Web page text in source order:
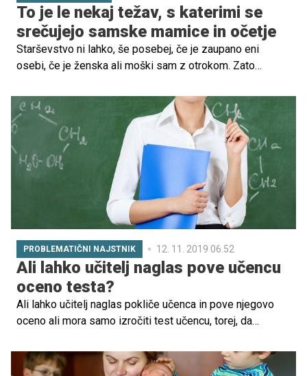
To je le nekaj težav, s katerimi se
srečujejo samske mamice in očetje
Starševstvo ni lahko, še posebej, če je zaupano eni
osebi, če je ženska ali moški sam z otrokom. Zato
srečujejo očetje in matere, ki so ostali sami z otrokom.
PROBLEMATIČNI NAJSTNIK 12. 11. 2019 06.52
Ali lahko učitelj naglas pove učencu
oceno testa?
Ali lahko učitelj naglas pokliče učenca in pove njegovo
oceno ali mora samo izročiti test učencu, torej, da
informacijske pooblaščenke Alenka Jerše.